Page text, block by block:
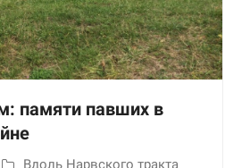
памяти павших в
Вдоль Нарвского тракта